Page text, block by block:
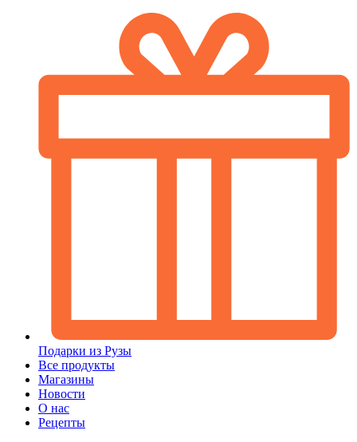
Подарки из Рузы
Все продукты
Магазины
Новости
О нас
Рецепты